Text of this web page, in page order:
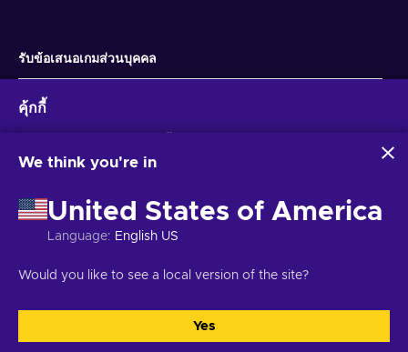
การเล่าเรื่องที่ดื่มด่ำของแคมเปญ Call of Duty
ใน Black Ops 6 สวมบทบาทเป็นแฟรงก์ วูดส์และทีมของเขาใน
ขณะที่พวกเขาเปิดเผยเครือข่ายของการหลอกลวงและการทรยศ
อุปกรณ์ที่หลากหลาย สภาพแวดล้อมที่เปลี่ยนแปลงตลอดเวลาของ
เหมือนเดิมอีกต่อไป
การปรับปรุง CoD: การเคลื่อนไหวใหม่และการต่อสู้ที่น่า
การนำ Omnimovement มาใช้ทำให้การต่อสู้กลายเป็น
อย่างง่ายดาย เชื่อมโยงการเคลื่อนไหวการต่อสู้เข้าด้วยกันเพื่อ
เอาชนะของคุณ ไม่ว่าคุณจะดำดิ่งสู่การต่อสู้แบบผู้เล่นหลายคนหรือ
รับข้อเสนอเกมส่วนบุคคล
ลิขสิทธิ์ © 2026 Eneba. สงวนลิขสิทธิ์. JSC “Helis play”, Gyneju St. 4-333, วิ
คุ้กกี้
รวบรวมและวิเคราะห์ข้อมูลเกี่ยวกับผู้ใช้เว็บไซต์นี้ เราใช้ข้อมูลนี้เพื่อ
บุคคลของคุณอาจถูกนำไปใช้เพื่อปรับแต่งโฆษณา
การคลิก 'ยอมรับทั้งหมด' หมายความว่าคุณยินยอมให้ Eneba และ
พันธมิตรใช้เทคโนโลยีเหล่านี้ คุณสามารถปรับเปลี่ยนความยินยอม
สำหรับข้อมูลเพิ่มเติมเกี่ยวกับวิธีที่ Google ใช้ข้อมูลของคุณ โปรดดู
We think you're in
United States of America
Language: English US
Would you like to see a local version of the site?
Yes